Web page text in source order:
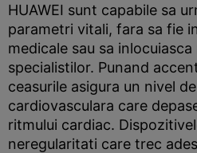
HUAWEI sunt capabile sa
parametri vitali, fara sa fie
medicale sau sa
specialistilor. Punand
ceasurile asigura un nivel
cardiovasculara care
ritmului cardiac.
neregularitati care trec